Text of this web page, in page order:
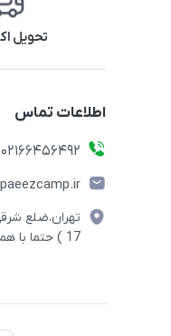
تحویل
اطلاعات تماس
02166456492 - 09121933405
17 ) حتما با هماهنگی قبلی